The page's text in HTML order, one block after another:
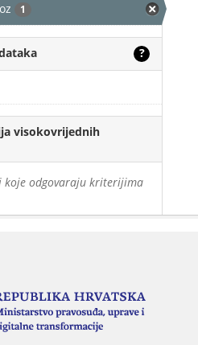
1
?
visokovrijednih
koje odgovaraju kriterijima